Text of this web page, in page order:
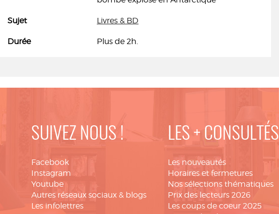
Sujet Livres & BD
Durée Plus de 2h.
SUIVEZ NOUS !
Facebook
Instagram
Youtube
Autres réseaux sociaux & blogs
Les infolettres
LES + CONSULTÉS
Les nouveautés
Horaires et fermetures
Nos sélections thématiques
Prix des lecteurs 2026
Les coups de coeur 2025